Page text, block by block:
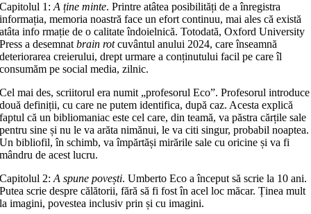
Capitolul 1:A ține minte. Printre atâtea posibilități de a înregistra
informația, memoria noastră face un efort continuu, mai ales că există
atâta info rmație de o calitate îndoielnică. Totodată, Oxford University
Press a desemnatbrain rotcuvântul anului 2024, care înseamnă
deteriorarea creierului, drept urmare a conținutului facil pe care îl
consumăm pe social media, zilnic.
Cel mai des, scriitorul era numit „profesorul Eco”. Profesorul introduce
două definiții, cu care ne putem identifica, după caz. Acesta explică
faptul că un bibliomaniac este cel care, din teamă, va păstra cărțile sale
pentru sine și nu le va arăta nimănui, le va citi singur, probabil noaptea.
Un bibliofil, în schimb, va împărtăși mirările sale cu oricine și va fi
mândru de acest lucru.
Capitolul 2:A spune povești. Umberto Eco a început să scrie la 10 ani.
Putea scrie despre călătorii, fără să fi fost în acel loc măcar. Ținea mult
la imagini, povestea inclusiv prin și cu imagini.